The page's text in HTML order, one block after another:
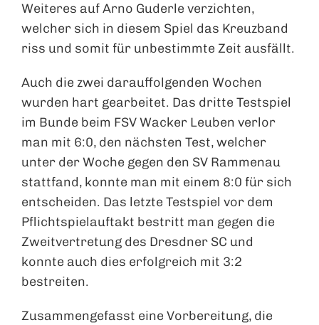
Weiteres auf Arno Guderle verzichten,
welcher sich in diesem Spiel das Kreuzband
riss und somit für unbestimmte Zeit ausfällt.
Auch die zwei darauffolgenden Wochen
wurden hart gearbeitet. Das dritte Testspiel
im Bunde beim FSV Wacker Leuben verlor
man mit 6:0, den nächsten Test, welcher
unter der Woche gegen den SV Rammenau
stattfand, konnte man mit einem 8:0 für sich
entscheiden. Das letzte Testspiel vor dem
Pflichtspielauftakt bestritt man gegen die
Zweitvertretung des Dresdner SC und
konnte auch dies erfolgreich mit 3:2
bestreiten.
Zusammengefasst eine Vorbereitung, die